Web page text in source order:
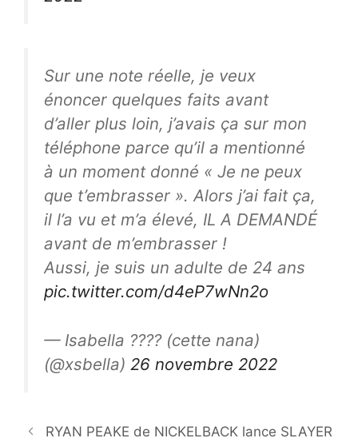
Sur une note réelle, je veux
énoncer quelques faits avant
d’aller plus loin, j’avais ça sur mon
téléphone parce qu’il a mentionné
à un moment donné « Je ne peux
que t’embrasser ». Alors j’ai fait ça,
il l’a vu et m’a élevé, IL A DEMANDÉ
avant de m’embrasser !
Aussi, je suis un adulte de 24 ans
pic.twitter.com/d4eP7wNn2o
— Isabella ???? (cette nana)
(@xsbella) 26 novembre 2022
RYAN PEAKE de NICKELBACK lance SLAYER